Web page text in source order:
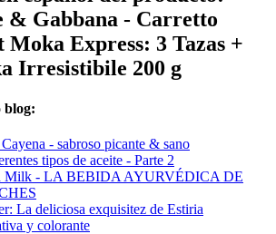
& Gabbana - Carretto
Moka Express: 3 Tazas +
Irresistibile 200 g
blog:
- sabroso picante & sano
tipos de aceite - Parte 2
Milk - LA BEBIDA AYURVÉDICA DE
La deliciosa exquisitez de Estiria
y colorante